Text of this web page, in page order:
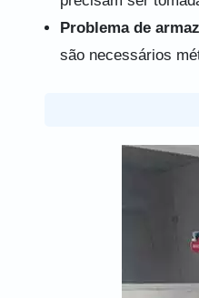
Problema de
são necessários